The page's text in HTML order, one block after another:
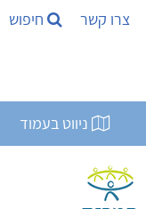
צרו קשר חיפוש
ניווט בעמוד